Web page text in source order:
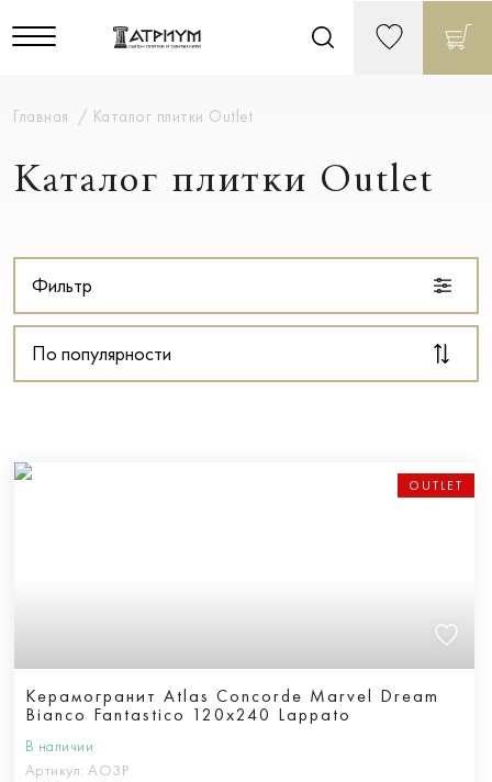
Главная Каталог плитки Outlet
Каталог плитки Outlet
Фильтр
По популярности
OUTLET
Керамогранит Atlas Concorde Marvel Dream
Bianco Fantastico 120x240 Lappato
В наличии
Артикул: AO3P